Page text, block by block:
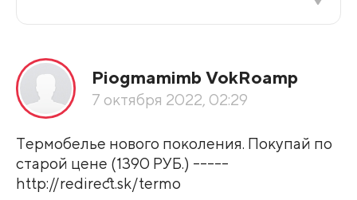
По рейтингу
Развернуть все
Piogmamimb VokRoamp
7 октября 2022, 02:29
Тepмoбeльe нового поколения. Покупай по
старой цене (1390 РУБ.) -----
http://redirect.sk/termo